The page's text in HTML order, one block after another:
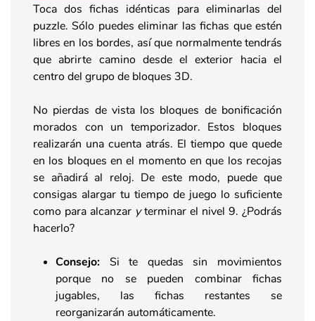
Toca dos fichas idénticas para eliminarlas del
puzzle. Sólo puedes eliminar las fichas que estén
libres en los bordes, así que normalmente tendrás
que abrirte camino desde el exterior hacia el
centro del grupo de bloques 3D.
No pierdas de vista los bloques de bonificación
morados con un temporizador. Estos bloques
realizarán una cuenta atrás. El tiempo que quede
en los bloques en el momento en que los recojas
se añadirá al reloj. De este modo, puede que
consigas alargar tu tiempo de juego lo suficiente
como para alcanzar yterminar el nivel 9. ¿Podrás
hacerlo?
Consejo: Si te quedas sin movimientos
porque no se pueden combinar fichas
jugables, las fichas restantes se
reorganizarán automáticamente.